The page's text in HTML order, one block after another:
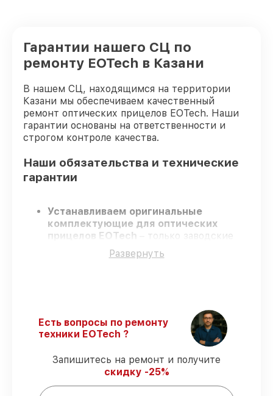
Гарантии нашего СЦ по
ремонту EOTech в Казани
В нашем СЦ, находящимся на территории
Казани мы обеспечиваем качественный
ремонт оптических прицелов EOTech. Наши
гарантии основаны на ответственности и
строгом контроле качества.
Наши обязательства и технические
гарантии
Устанавливаем оригинальные
комплектующие для оптических
прицелов EOTech
– только заводские
запчасти для вашей техники.
Опытные специалисты
прицелов EOTech в оговоренные сроки.
Официальная гарантия
– на все услуги
и детали для оптических прицелов
EOTech предоставляется длительная
гарантия.
Мы гарантируем:
Развернуть
Есть вопросы по ремонту
техники EOTech ?
Запишитесь на ремонт и получите
скидку -25%